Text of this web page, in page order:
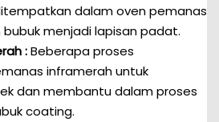
dalam oven pemanas
menjadi lapisan padat.
:Beberapa proses
inframerah untuk
dan membantu dalam proses
coating.